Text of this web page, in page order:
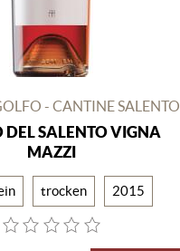
- CANTINE SALENTO
DEL SALENTO VIGNA
MAZZI
trocken 2015